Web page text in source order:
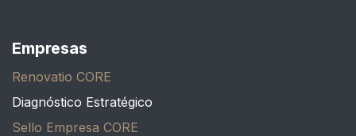
Empresas
Renovatio CORE
Diagnóstico Estratégico
Sello Empresa CORE